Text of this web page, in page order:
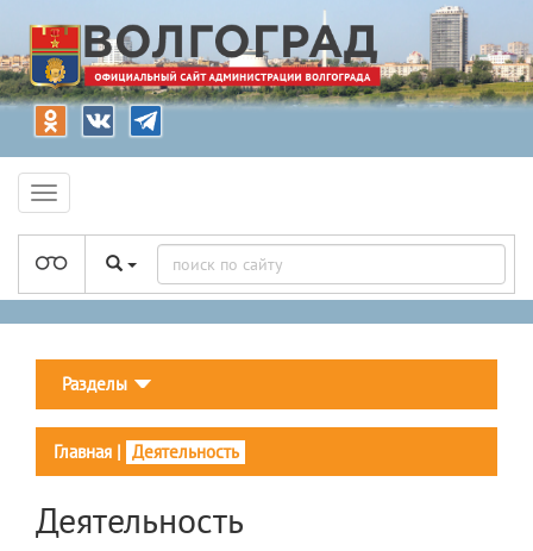
Разделы
Главная | Деятельность
Деятельность